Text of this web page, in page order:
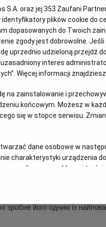
Gatunek
Dramat
Minimalny
wiek
Od 15 lat Czas
trwania
152
дуель» – історична драма,
тлі Столітньої війни, та
однієї жінки, яка готова
проливає світло на
та Жаком Ле Ґрі,
та майстерністю на
зробив його одним із
S.A. oraz jej 353 Zaufani
plików cookie do
dopasowanych do Twoich
zgody jest dobrowolne.
uprzednio udzieloną przejdź
interes
Więcej informacji
na zainstalowanie i
końcowym. Możesz w
się w stopce serwisu.
dane osobowe w
charakterystyki urządzenia
reklamy i treści,